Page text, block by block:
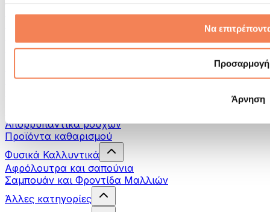
Να
Προσαρμογή
Άρνηση
Γιόγκα & Πιλάτες
Πεζοπορία
Θεραπεία με Κόκκινο Φως
Απορρυπαντικά ρούχων
Προϊόντα καθαρισμού
Φυσικά Καλλυντικά
Αφρόλουτρα και σαπούνια
Σαμπουάν και Φροντίδα Μαλλιών
Άλλες κατηγορίες